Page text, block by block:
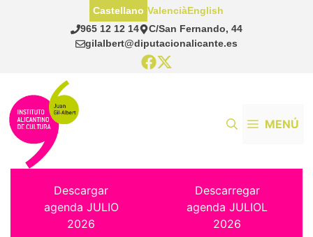
965 12 12 14
C/San Fernando, 44
gilalbert@diputacionalicante.es
Castellano ValenciàEnglish
MENÚ
Descargar
agenda JULIO
2026
Descarregar
agenda JULIOL
2026